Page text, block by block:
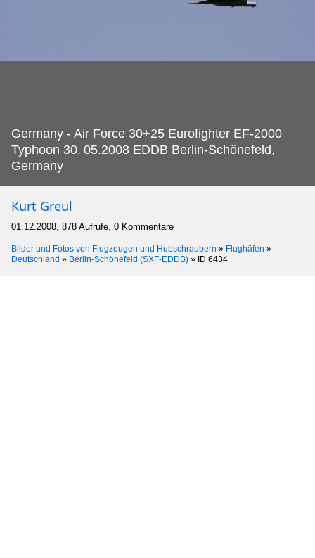
Germany - Air Force 30+25 Eurofighter EF-2000
Typhoon 30. 05.2008 EDDB Berlin-Schönefeld,
Germany
Kurt Greul
01.12.2008, 878 Aufrufe, 0 Kommentare
Bilder und Fotos von Flugzeugen und Hubschraubern » Flughäfen »
Deutschland » Berlin-Schönefeld (SXF-EDDB) » ID 6434